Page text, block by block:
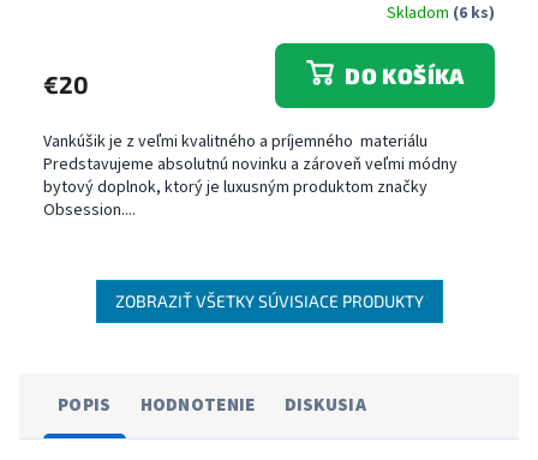
Skladom (6 ks)
€20 DO KOŠÍKA
Vankúšik je z veľmi kvalitného a príjemného materiálu
Predstavujeme absolutnú novinku a zároveň veľmi módny
bytový doplnok, ktorý je luxusným produktom značky
Obsession....
ZOBRAZIŤ VŠETKY SÚVISIACE PRODUKTY
POPIS HODNOTENIE DISKUSIA